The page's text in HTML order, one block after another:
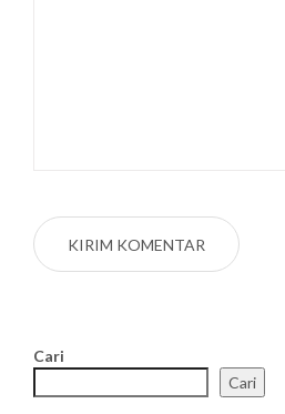
Cari
Cari